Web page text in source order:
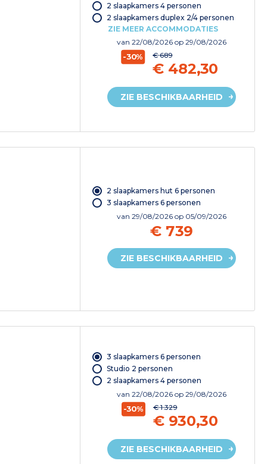
2 slaapkamers 4 personen
2 slaapkamers duplex 2/4 personen
ZIE MEER ACCOMMODATIES
van 22/08/2026 op 29/08/2026
-30% € 689
€ 482,30
ZIE BESCHIKBAARHEID
2 slaapkamers hut 6 personen
3 slaapkamers 6 personen
van 29/08/2026 op 05/09/2026
€ 739
ZIE BESCHIKBAARHEID
3 slaapkamers 6 personen
Studio 2 personen
2 slaapkamers 4 personen
van 22/08/2026 op 29/08/2026
-30% € 1.329
€ 930,30
ZIE BESCHIKBAARHEID